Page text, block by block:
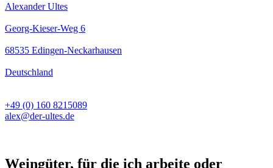
Alexander Ultes
Georg-Kieser-Weg 6
68535 Edingen-Neckarhausen
Deutschland
+49 (0) 160 8215089
alex@der-ultes.de
Weingüter, für die ich arbeite oder